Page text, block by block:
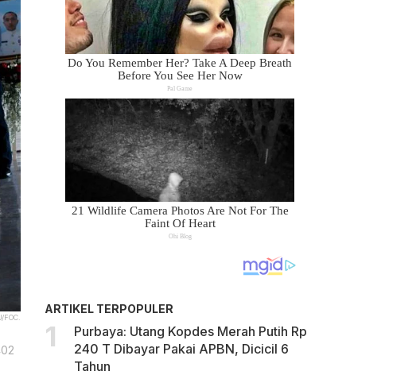
FOC.
ARTIKEL TERPOPULER
Purbaya: Utang Kopdes Merah Putih Rp
240 T Dibayar Pakai APBN, Dicicil 6
Tahun